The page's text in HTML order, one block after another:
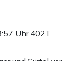
Uhr 402T